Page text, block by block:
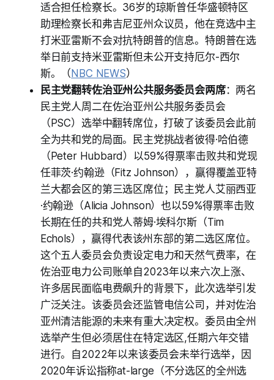
适合担任检察长。36岁的琼斯曾任华盛顿特区
助理检察长和弗吉尼亚州众议员，他在竞选中主
打米亚雷斯不会对抗特朗普的信息。特朗普在选
举日前支持米亚雷斯但未公开支持厄尔-西尔
斯。（NBC NEWS）
民主党翻转佐治亚州公共服务委员会两席：两名
民主党人周二在佐治亚州公共服务委员会
（PSC）选举中翻转席位，打破了该委员会此前
全为共和党的局面。民主党挑战者彼得·哈伯德
（Peter Hubbard）以59%得票率击败共和党现
任菲茨·约翰逊（Fitz Johnson），赢得覆盖亚特
兰大都会区的第三选区席位；民主党人艾丽西亚
·约翰逊（Alicia Johnson）也以59%得票率击败
长期在任的共和党人蒂姆·埃科尔斯（Tim
Echols），赢得代表该州东部的第二选区席位。
这个五人委员会负责设定电力和天然气费率，在
佐治亚电力公司账单自2023年以来六次上涨、
许多居民面临电费飙升的背景下，此次选举引发
广泛关注。该委员会还监管电信公司，并对佐治
亚州清洁能源的未来有重大决定权。委员由全州
选举产生但必须居住在特定选区,任期六年交错
进行。自2022年以来该委员会未举行选举，因
2020年诉讼指称at-large（不分选区的全州选